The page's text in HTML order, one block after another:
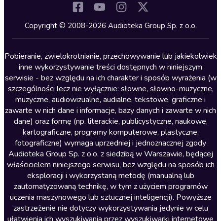
Kryminały
Lektury szkolne
Literatura anglojęzyczna
Literatura faktu
Literatura obyczajowa
Literatura piękna obca
Literatura piękna polska
Nagrania relaksacyjne
Nauka języków
Nauki humanistyczne
Podcasty i audycje
Polityka
Copyright © 2008-2026 Audioteka Group Sp. z o.o.
Pobieranie, zwielokrotnianie, przechowywanie lub jakiekolwiek
inne wykorzystywanie treści dostępnych w niniejszym
serwisie - bez względu na ich charakter i sposób wyrażenia (w
szczególności lecz nie wyłącznie: słowne, słowno-muzyczne,
muzyczne, audiowizualne, audialne, tekstowe, graficzne i
zawarte w nich dane i informacje, bazy danych i zawarte w nich
dane) oraz formę (np. literackie, publicystyczne, naukowe,
kartograficzne, programy komputerowe, plastyczne,
fotograficzne) wymaga uprzedniej i jednoznacznej zgody
Audioteka Group Sp. z o.o. z siedzibą w Warszawie, będącej
właścicielem niniejszego serwisu, bez względu na sposób ich
eksploracji i wykorzystaną metodę (manualną lub
zautomatyzowaną technikę, w tym z użyciem programów
uczenia maszynowego lub sztucznej inteligencji). Powyższe
zastrzeżenie nie dotyczy wykorzystywania jedynie w celu